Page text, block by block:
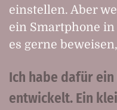
einstellen. Aber
ein Smartphone
es gerne
Ich habe dafür
entwickelt. Ein